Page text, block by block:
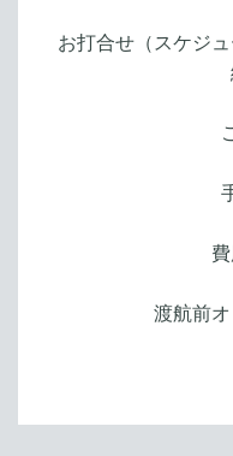
お打合せ（スケジ
渡航前